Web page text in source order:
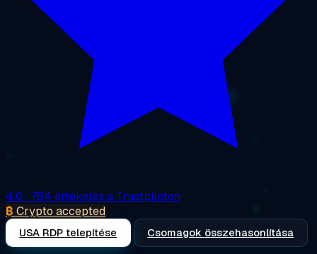
4.6 · 764 értékelés a Trustpiloton
₿ Crypto accepted
USA RDP telepítése Csomagok összehasonlítása